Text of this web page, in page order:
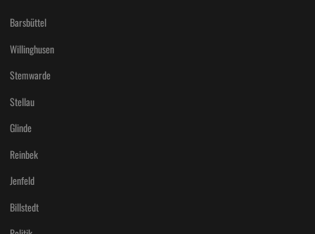
Barsbüttel
Willinghusen
Stemwarde
Stellau
Glinde
Reinbek
Jenfeld
Billstedt